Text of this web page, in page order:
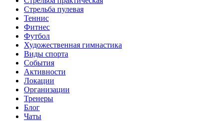
Стрельба пулевая
Теннис
Фитнес
Футбол
Художественная гимнастика
Виды спорта
События
Активности
Локации
Организации
Тренеры
Блог
Чаты